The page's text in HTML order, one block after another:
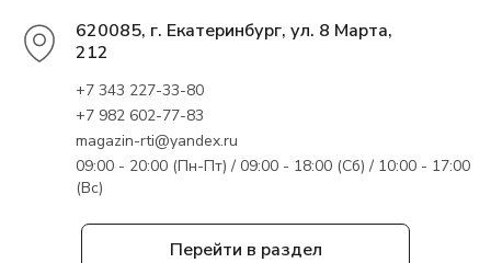
Перейти в раздел
620085, г. Екатеринбург, ул. 8 Марта,
212
+7 343 227-33-80
+7 982 602-77-83
magazin-rti@yandex.ru
09:00 - 20:00 (Пн-Пт) / 09:00 - 18:00 (Сб) / 10:00 - 17:00
(Вс)